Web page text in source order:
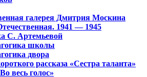
галерея Дмитрия Москина
1941 — 1945
С. Артемьевой
школы
двора
рассказа «Сестра таланта»
весь голос»